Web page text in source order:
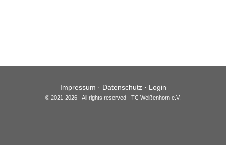
Impressum · Datenschutz· Login
© 2021-2026 - All rights reserved - TC Weißenhorn e.V.